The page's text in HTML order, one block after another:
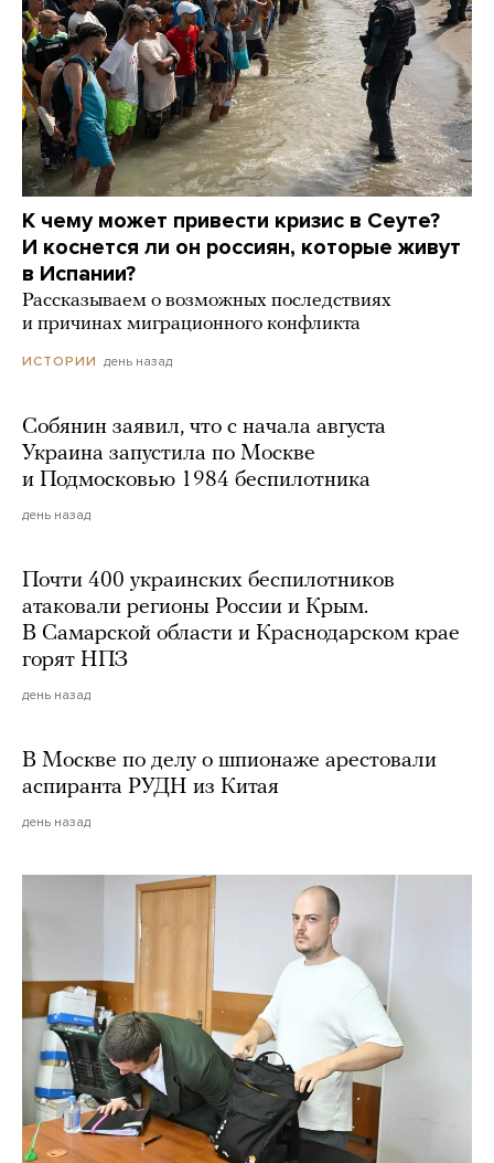
К чему может привести кризис в Сеуте?
И коснется ли он россиян, которые живут
в Испании?
Рассказываем о возможных последствиях
и причинах миграционного конфликта
ИСТОРИИ день назад
Собянин заявил, что с начала августа
Украина запустила по Москве
и Подмосковью 1984 беспилотника
день назад
Почти 400 украинских беспилотников
атаковали регионы России и Крым.
В Самарской области и Краснодарском крае
горят НПЗ
день назад
В Москве по делу о шпионаже арестовали
аспиранта РУДН из Китая
день назад